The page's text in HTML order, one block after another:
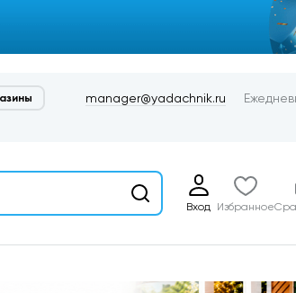
manager@yadachnik.ru
Вход Избранное